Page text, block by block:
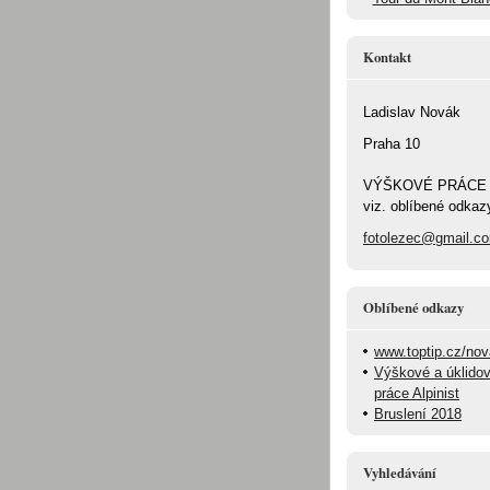
Kontakt
Ladislav Novák
Praha 10
VÝŠKOVÉ PRÁCE
viz. oblíbené
Oblíbené odkazy
www.toptip.cz/
Výškové a
práce Alpinist
Bruslení 2018
Vyhledávání